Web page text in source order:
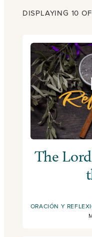
DISPLAYING 10
The
ORACIÓN Y